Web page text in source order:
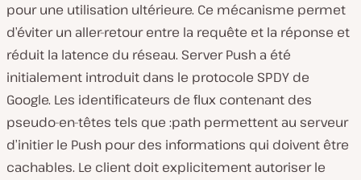
pour une utilisation ultérieure. Ce mécanisme permet
d’éviter un aller-retour entre la requête et la réponse et
réduit la latence du réseau. Server Push a été
initialement introduit dans le protocole SPDY de
Google. Les identificateurs de flux contenant des
pseudo-en-têtes tels que :path permettent au serveur
d’initier le Push pour des informations qui doivent être
cachables. Le client doit explicitement autoriser le